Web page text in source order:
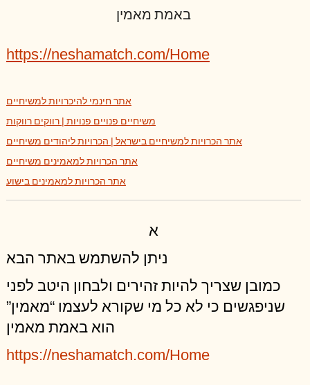
באמת מאמין
https://neshamatch.com/Home
אתר חינמי להיכרויות למשיחיים
משיחיים פנויים פנויות | רווקים רווקות
אתר הכרויות למשיחיים בישראל | הכרויות ליהודים משיחיים
אתר הכרויות למאמינים משיחיים
אתר הכרויות למאמינים בישוע
א
ניתן להשתמש באתר הבא
כמובן שצריך להיות זהירים ולבחון היטב לפני
שניפגשים כי לא כל מי שקורא לעצמו “מאמין”
הוא באמת מאמין
https://neshamatch.com/Home